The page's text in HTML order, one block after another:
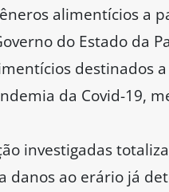
alimentícios a
do Estado da
destinados
da Covid-19,
investigadas
danos ao erário já